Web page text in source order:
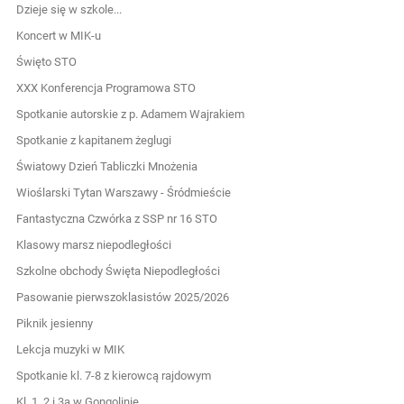
Dzieje się w szkole...
Koncert w MIK-u
Święto STO
XXX Konferencja Programowa STO
Spotkanie autorskie z p. Adamem Wajrakiem
Spotkanie z kapitanem żeglugi
Światowy Dzień Tabliczki Mnożenia
Wioślarski Tytan Warszawy - Śródmieście
Fantastyczna Czwórka z SSP nr 16 STO
Klasowy marsz niepodległości
Szkolne obchody Święta Niepodległości
Pasowanie pierwszoklasistów 2025/2026
Piknik jesienny
Lekcja muzyki w MIK
Spotkanie kl. 7-8 z kierowcą rajdowym